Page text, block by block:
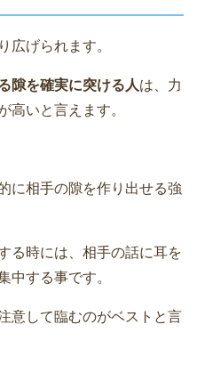
広げられます。
隙を確実に突ける人は、力
高いと言えます。
に相手の隙を作り出せる強
る時には、相手の話に耳を
中する事です。
意して臨むのがベストと言